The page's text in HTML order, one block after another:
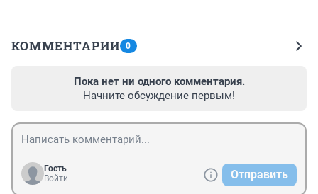
КОММЕНТАРИИ 0
Пока нет ни одного комментария.
Начните обсуждение первым!
Гость
Войти
Отправить